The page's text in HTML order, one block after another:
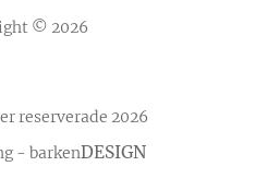
© 2026
reserverade 2026
- barkenDESIGN